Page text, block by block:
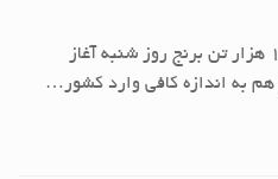
معاون فنی گمرک گفت: ترخیص ۱۵ هزار تن برنج روز شنبه آغاز
به اندازه کافی وارد کشور…